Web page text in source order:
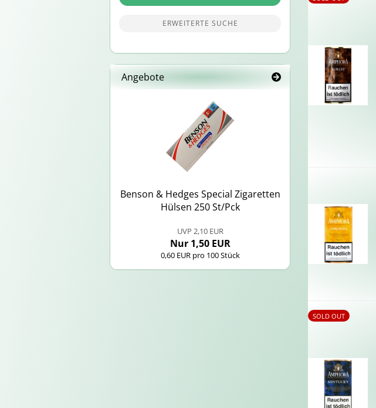
SOLD OUT
ERWEITERTE SUCHE
Angebote
Ben­son & Hedges Spe­cial Zi­ga­ret­ten
Hül­sen 250 St/Pck
UVP 2,10 EUR
Nur 1,50 EUR
0,60 EUR pro 100 Stück